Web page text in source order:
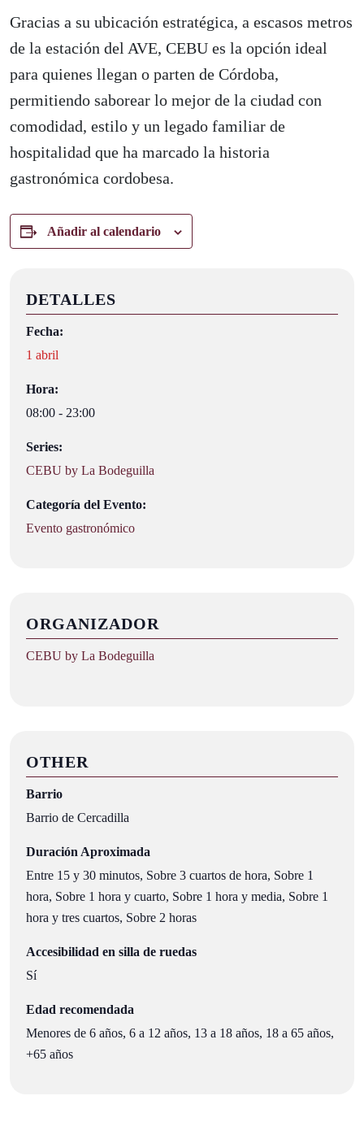
Gracias a su ubicación estratégica, a escasos metros
de la estación del AVE, CEBU es la opción ideal
para quienes llegan o parten de Córdoba,
permitiendo saborear lo mejor de la ciudad con
comodidad, estilo y un legado familiar de
hospitalidad que ha marcado la historia
gastronómica cordobesa.
Añadir al calendario
DETALLES
Fecha:
1 abril
Hora:
08:00 - 23:00
Series:
CEBU by La Bodeguilla
Categoría del Evento:
Evento gastronómico
ORGANIZADOR
CEBU by La Bodeguilla
OTHER
Barrio
Barrio de Cercadilla
Duración Aproximada
Entre 15 y 30 minutos, Sobre 3 cuartos de hora, Sobre 1
hora, Sobre 1 hora y cuarto, Sobre 1 hora y media, Sobre 1
hora y tres cuartos, Sobre 2 horas
Accesibilidad en silla de ruedas
Sí
Edad recomendada
Menores de 6 años, 6 a 12 años, 13 a 18 años, 18 a 65 años,
+65 años